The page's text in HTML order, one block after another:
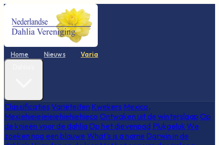
Home Nieuws Varia
Classificaties Variëteiten Kwekers Mexico,
Mexiehieieieieiehiehiehieco Ontwaken uit de winterslaap Op
de knieën voor de dahliaOp het dievenpad Plukgeluk We
zoeken nog een blauwe What's is a name Darwin in de